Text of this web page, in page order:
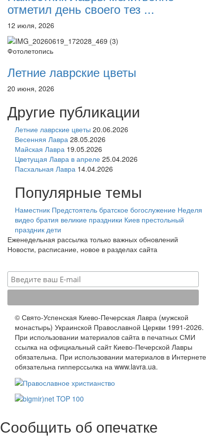
отметил день своего тез ...
12 июля, 2026
Фотолетопись
Летние лаврские цветы
20 июня, 2026
Другие публикации
Летние лаврские цветы 20.06.2026
Весенняя Лавра 28.05.2026
Майская Лавра 19.05.2026
Цветущая Лавра в апреле 25.04.2026
Пасхальная Лавра 14.04.2026
Популярные темы
Наместник Предстоятель братское богослужение Неделя
видео братия великие праздники Киев престольный
праздник дети
Еженедельная рассылка только важных обновлений
Новости, расписание, новое в разделах сайта
© Свято-Успенская Киево-Печерская Лавра (мужской
монастырь) Украинской Православной Церкви 1991-2026.
При использовании материалов сайта в печатных СМИ
ссылка на официальный сайт Киево-Печерской Лавры
обязательна. При использовании материалов в Интернете
обязательна гипперссылка на www.lavra.ua.
Сообщить об опечатке